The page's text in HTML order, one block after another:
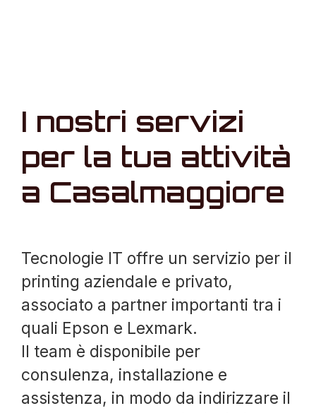
I nostri servizi
per la tua attività
a Casalmaggiore
Tecnologie IT offre un servizio per il
printing aziendale e privato,
associato a partner importanti tra i
quali Epson e Lexmark.
Il team è disponibile per
consulenza, installazione e
assistenza, in modo da indirizzare il